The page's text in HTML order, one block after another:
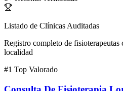
Listado de Clínicas Auditadas
Registro completo de fisioterapeutas
localidad
#1 Top Valorado